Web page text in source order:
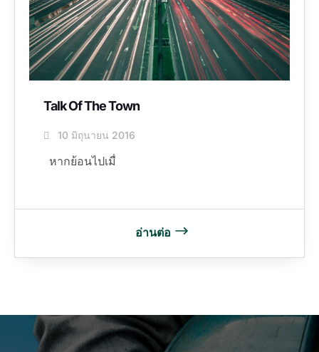
Talk Of The Town
10 มิถุนายน 2016
หากย้อนไปเมื่
อ่านต่อ